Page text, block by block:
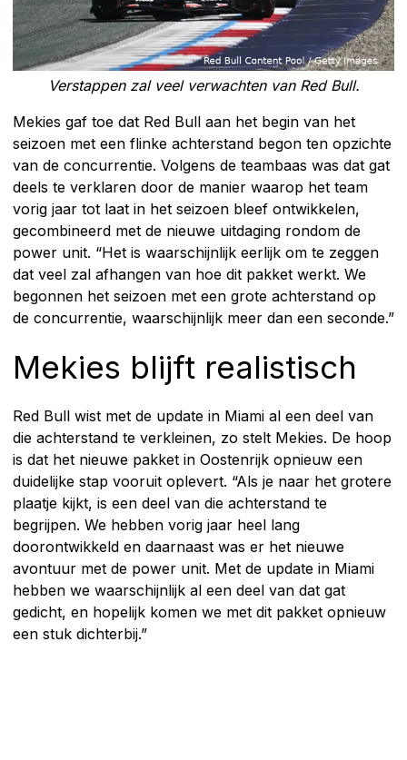
Verstappen zal veel verwachten van Red Bull.
Mekies gaf toe dat Red Bull aan het begin van het
seizoen met een flinke achterstand begon ten opzichte
van de concurrentie. Volgens de teambaas was dat gat
deels te verklaren door de manier waarop het team
vorig jaar tot laat in het seizoen bleef ontwikkelen,
gecombineerd met de nieuwe uitdaging rondom de
power unit. “Het is waarschijnlijk eerlijk om te zeggen
dat veel zal afhangen van hoe dit pakket werkt. We
begonnen het seizoen met een grote achterstand op
de concurrentie, waarschijnlijk meer dan een seconde.”
Mekies blijft realistisch
Red Bull wist met de update in Miami al een deel van
die achterstand te verkleinen, zo stelt Mekies. De hoop
is dat het nieuwe pakket in Oostenrijk opnieuw een
duidelijke stap vooruit oplevert. “Als je naar het grotere
plaatje kijkt, is een deel van die achterstand te
begrijpen. We hebben vorig jaar heel lang
doorontwikkeld en daarnaast was er het nieuwe
avontuur met de power unit. Met de update in Miami
hebben we waarschijnlijk al een deel van dat gat
gedicht, en hopelijk komen we met dit pakket opnieuw
een stuk dichterbij.”